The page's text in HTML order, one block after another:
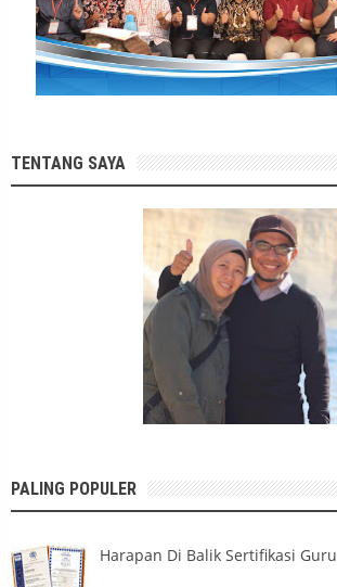
TENTANG SAYA
PALING POPULER
Harapan Di Balik Sertifikasi Guru